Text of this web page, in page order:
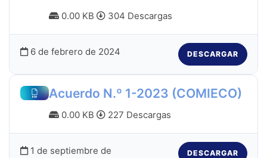
0.00 KB 304 Descargas
6 de febrero de 2024 DESCARGAR
Acuerdo N.º 1-2023 (COMIECO)
0.00 KB 227 Descargas
1 de septiembre de
DESCARGAR